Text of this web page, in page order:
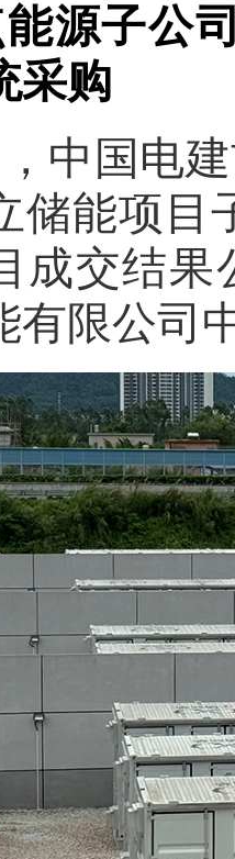
源子公
采购
中国电
储能项目
成交结果
有限公司